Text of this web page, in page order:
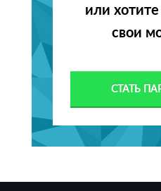
или
свои
СТАТЬ